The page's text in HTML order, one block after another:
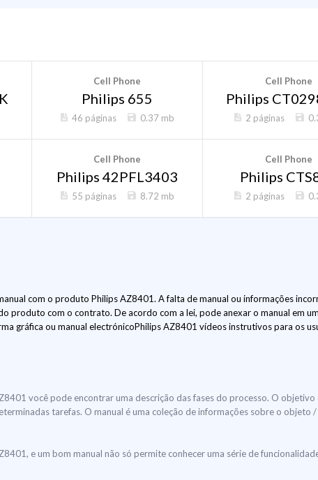
Cell Phone
Philips 655
46 páginas 0.37 mb
Cell Phone
Philips
2 páginas
Cell Phone
Philips 42PFL3403
55 páginas 8.72 mb
Cell Phone
Philips
2 páginas
com o produto Philips AZ8401. A falta de manual ou informações
produto com o contrato. De acordo com a lei, pode anexar o manual em
gráfica ou manual electrónicoPhilips AZ8401 vídeos instrutivos para os
você pode encontrar uma descrição das fases do processo. O objetivo
tarefas. O manual é uma coleção de informações sobre o objeto /
e um bom manual não só permite conhecer uma série de